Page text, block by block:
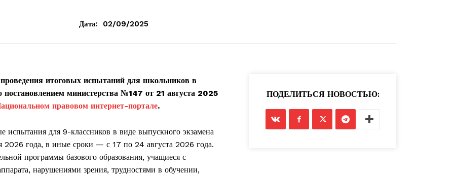
Дата: 02/09/2025
итоговых испытаний для школьников в
министерства №147 от 21 августа 2025
правовом интернет-портале.
испытания для 9-классников в виде выпускного экзамена
года, в иные сроки — с 17 по 24 августа 2026 года.
программы базового образования, учащиеся с
нарушениями зрения, трудностями в обучении,
ПОДЕЛИТЬСЯ НОВОСТЬЮ: